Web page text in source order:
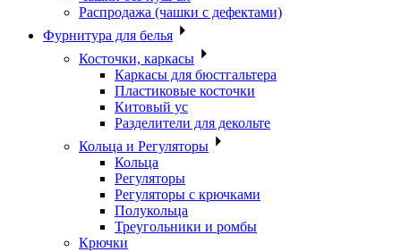
Распродажа (чашки с дефектами)
Фурнитура для белья
Косточки, каркасы
Каркасы для бюстгальтера
Пластиковые косточки
Китовый ус
Разделители для декольте
Кольца и Регуляторы
Кольца
Регуляторы
Регуляторы с крючками
Полукольца
Треугольники и ромбы
Крючки